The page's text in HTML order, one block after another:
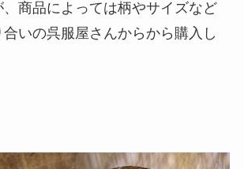
商品によっては柄やサイズなど
いの呉服屋さんからから購入し